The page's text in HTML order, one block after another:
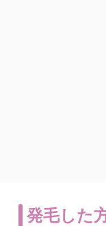
発毛した